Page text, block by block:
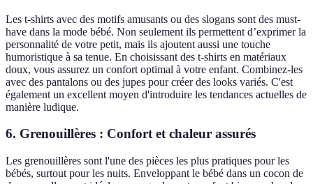
Les t-shirts avec des motifs amusants ou des slogans sont des must-
have dans la mode bébé. Non seulement ils permettent d’exprimer la
personnalité de votre petit, mais ils ajoutent aussi une touche
humoristique à sa tenue. En choisissant des t-shirts en matériaux
doux, vous assurez un confort optimal à votre enfant. Combinez-les
avec des pantalons ou des jupes pour créer des looks variés. C'est
également un excellent moyen d'introduire les tendances actuelles de
manière ludique.
6. Grenouillères : Confort et chaleur assurés
Les grenouillères sont l'une des pièces les plus pratiques pour les
bébés, surtout pour les nuits. Enveloppant le bébé dans un cocon de